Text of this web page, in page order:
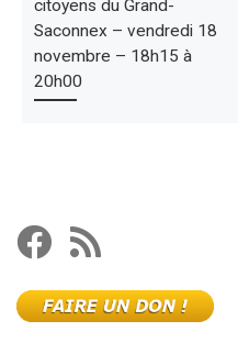
citoyens du Grand-
Saconnex – vendredi 18
novembre – 18h15 à
20h00